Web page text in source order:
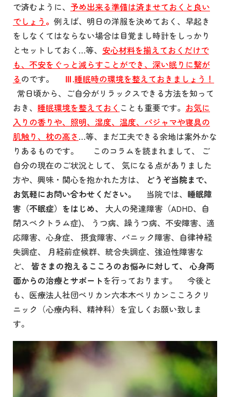
で済むように、 予め出来る準備は済ませておくと良い
でしょう 。 例えば、明日の洋服を決めておく、早起き
をしなくてはならない場合は目覚まし時計をしっかり
とセットしておく…等、 安心材料を揃えておくだけで
も、不安をぐっと減らすことができ、深い眠りに繋が
るのです。 Ⅲ.睡眠時の環境を整えておきましょう！
常日頃から、ご自分がリラックスできる方法を知って
おき、 睡眠環境を整えておく ことも重要です。 お気に
入りの香りや、照明、湿度、温度、パジャマや寝具の
肌触り、枕の高さ…等、まだ工夫できる余地は案外かな
りあるものです。 このコラムを読まれまして、 ご
自分の現在のご状況として、 気になる点がありました
方や、興味・関心を抱かれた方は、
どうぞ当院まで、
お気軽にお問い合わせください。
当院では、 睡眠障
害（不眠症）をはじめ、
大人の発達障害（ADHD、自
閉スペクトラム症)、 うつ病、躁うつ病、不安障害、適
応障害、心身症、 摂食障害、パニック障害、自律神経
失調症、 月経前症候群、統合失調症、強迫性障害な
ど、 皆さまの抱えるこころのお悩みに対して、 心身両
面からの治療とサポートを行っております。 今後と
も、医療法人社団ペリカン六本木ペリカンこころクリ
ニック（心療内科、精神科）を宜しくお願い致しま
す。